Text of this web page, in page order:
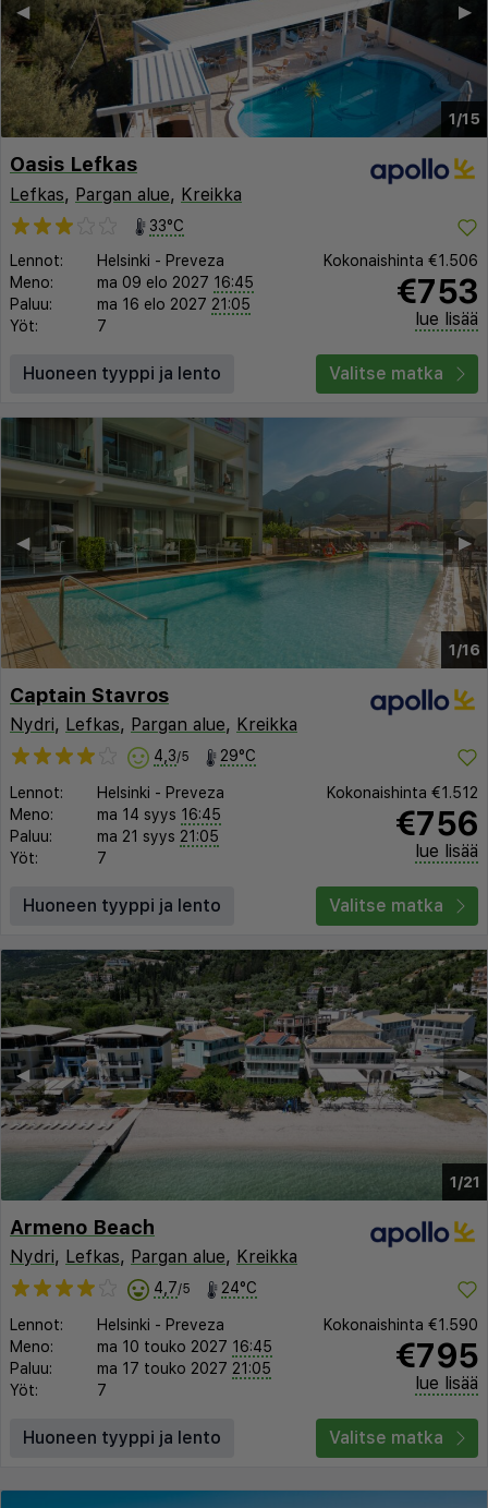
1/15
▶︎
◀︎
Oasis Lefkas
Lefkas, Pargan alue, Kreikka
33°C
Lennot:
Helsinki - Preveza
Meno:
ma 09 elo 2027 16:45
Paluu:
ma 16 elo 2027 21:05
Yöt:
7
Kokonaishinta €1.506
€753
lue lisää
Huoneen tyyppi ja lento Valitse matka
1/16
▶︎
◀︎
Captain Stavros
Nydri, Lefkas, Pargan alue, Kreikka
4,3/5 29°C
Lennot: Helsinki - Preveza
Meno:
ma 14 syys 16:45
Paluu:
ma 21 syys 21:05
Yöt:
7
Kokonaishinta €1.512
€756
lue lisää
Huoneen tyyppi ja lento Valitse matka
1/21
▶︎
◀︎
Armeno Beach
Nydri, Lefkas, Pargan alue, Kreikka
4,7/5 24°C
Lennot: Helsinki - Preveza
Meno:
ma 10 touko 2027 16:45
Paluu:
ma 17 touko 2027 21:05
Yöt:
7
Kokonaishinta €1.590
€795
lue lisää
Huoneen tyyppi ja lento Valitse matka